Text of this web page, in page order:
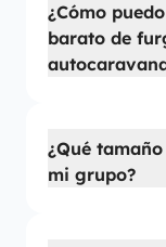
¿Cómo
barato de
¿Qué
mi grupo?